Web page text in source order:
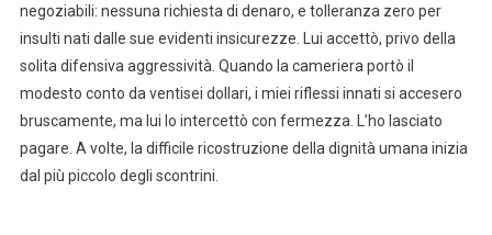
negoziabili: nessuna richiesta di denaro, e tolleranza zero per
insulti nati dalle sue evidenti insicurezze. Lui accettò, privo della
solita difensiva aggressività. Quando la cameriera portò il
modesto conto da ventisei dollari, i miei riflessi innati si accesero
bruscamente, ma lui lo intercettò con fermezza. L’ho lasciato
pagare. A volte, la difficile ricostruzione della dignità umana inizia
dal più piccolo degli scontrini.